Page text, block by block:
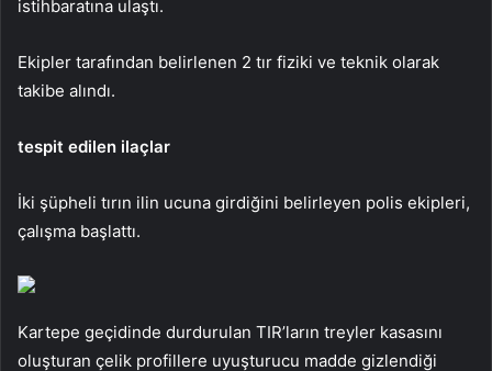
istihbaratına ulaştı.
Ekipler tarafından belirlenen 2 tır fiziki ve teknik olarak
takibe alındı.
tespit edilen ilaçlar
İki şüpheli tırın ilin ucuna girdiğini belirleyen polis ekipleri,
çalışma başlattı.
Kartepe geçidinde durdurulan TIR’ların treyler kasasını
oluşturan çelik profillere uyuşturucu madde gizlendiği